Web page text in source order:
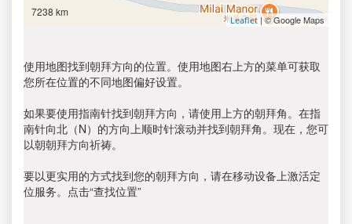
7238 km
Leaflet | © Google Maps
使用地图找到朝拜方向的位置。使用地图右上方的菜单可获取
您所在位置的不同地图偏好设置。
如果要使用指南针找到朝拜方向，请使用上方的朝拜角。在指
南针向北（N）的方向上顺时针滚动并找到朝拜角。现在，您可
以朝朝拜方向祈祷。
要以更实用的方式找到您的朝拜方向，请在移动设备上激活定
位服务。点击“查找位置”